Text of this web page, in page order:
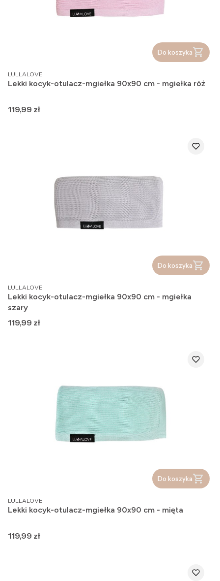
Do koszyka
PRODUCENT
LULLALOVE
Lekki kocyk-otulacz-mgiełka 90x90 cm - mgiełka róż
Cena
119,99 zł
Do koszyka
PRODUCENT
LULLALOVE
Lekki kocyk-otulacz-mgiełka 90x90 cm - mgiełka
szary
Cena
119,99 zł
Do koszyka
PRODUCENT
LULLALOVE
Lekki kocyk-otulacz-mgiełka 90x90 cm - mięta
Cena
119,99 zł